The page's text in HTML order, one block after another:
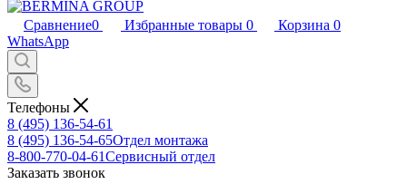
Сравнение0 Избранные товары 0 Корзина 0
WhatsApp
Телефоны
8 (495) 136-54-61
8 (495) 136-54-65Отдел монтажа
8-800-770-04-61Сервисный отдел
Заказать звонок